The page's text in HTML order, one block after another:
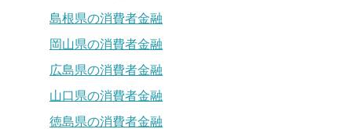
島根県の消費者金融
岡山県の消費者金融
広島県の消費者金融
山口県の消費者金融
徳島県の消費者金融